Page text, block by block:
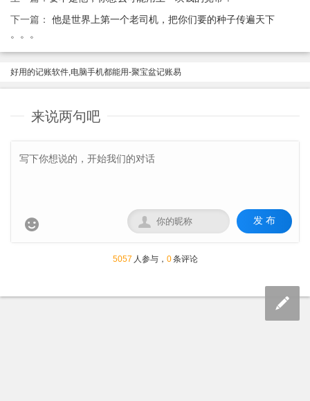
下一篇：
他是世界上第一个老司机，把你们要的种子传遍天下
。。。
好用的记账软件,电脑手机都能用-聚宝盆记账易
来说两句吧
 发 布

5057 人参与， 0条评论
